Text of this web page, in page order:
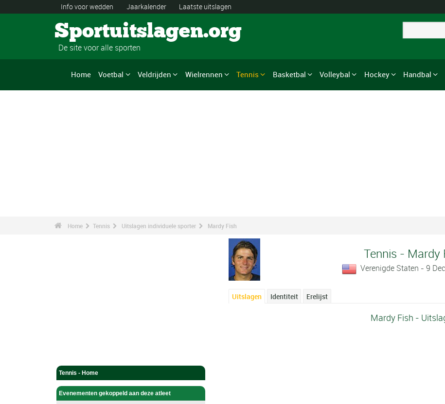
Info voor wedden Jaarkalender Laatste uitslagen
Sportuitslagen.org
De site voor alle sporten
Home Voetbal Veldrijden Wielrennen Tennis Basketbal Volleybal Hockey Handbal
Home Tennis Uitslagen individuele sporter Mardy Fish
Tennis - Home
Evenementen gekoppeld aan deze atleet
Tennis - Mardy
Verenigde Staten - 9
Uitslagen Identiteit Erelijst
Mardy Fish -